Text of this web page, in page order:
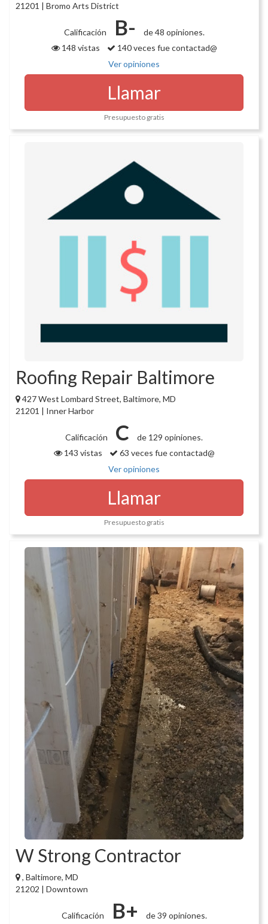
21201 | Bromo Arts District
Calificación B-
de 48 opiniones.
148 vistas
140 veces fue contactad@
Ver opiniones
Llamar
Presupuesto gratis
Roofing Repair Baltimore
427 West Lombard Street, Baltimore, MD
21201 | Inner Harbor
Calificación C
de 129 opiniones.
143 vistas
63 veces fue contactad@
Ver opiniones
Llamar
Presupuesto gratis
W Strong Contractor
, Baltimore, MD
21202 | Downtown
Calificación B+ de 39 opiniones.